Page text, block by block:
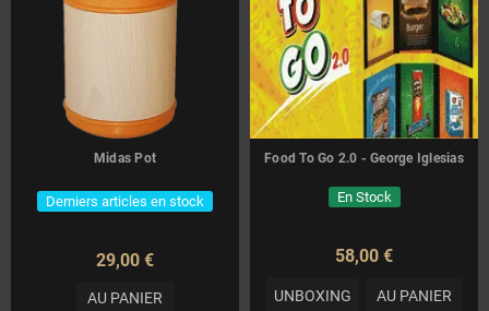
Midas Pot
Derniers articles en stock
29,00 €
AU PANIER
Food To Go 2.0 - George Iglesias
En Stock
58,00 €
UNBOXING AU PANIER